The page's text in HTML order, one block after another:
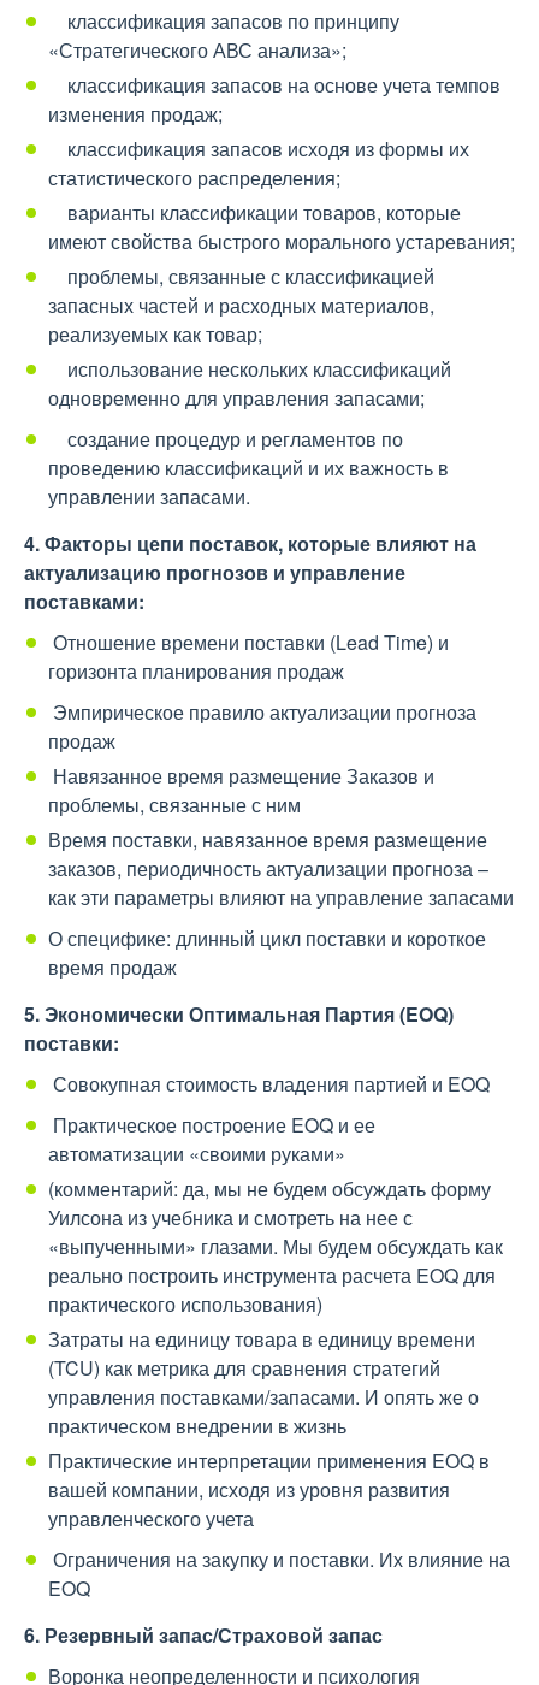
классификация запасов по принципу
«Стратегического АВС анализа»;
классификация запасов на основе учета темпов
изменения продаж;
классификация запасов исходя из формы их
статистического распределения;
варианты классификации товаров, которые
имеют свойства быстрого морального устаревания;
проблемы, связанные с классификацией
запасных частей и расходных материалов,
реализуемых как товар;
использование нескольких классификаций
одновременно для управления запасами;
создание процедур и регламентов по
проведению классификаций и их важность в
управлении запасами.
4. Факторы цепи поставок, которые влияют на
актуализацию прогнозов и управление
поставками:
Отношение времени поставки (Lead Time) и
горизонта планирования продаж
Эмпирическое правило актуализации прогноза
продаж
Навязанное время размещение Заказов и
проблемы, связанные с ним
Время поставки, навязанное время размещение
заказов, периодичность актуализации прогноза –
как эти параметры влияют на управление запасами
О специфике: длинный цикл поставки и короткое
время продаж
5. Экономически Оптимальная Партия (EOQ)
поставки:
Совокупная стоимость владения партией и EOQ
Практическое построение EOQ и ее
автоматизации «своими руками»
(комментарий: да, мы не будем обсуждать форму
Уилсона из учебника и смотреть на нее с
«выпученными» глазами. Мы будем обсуждать как
реально построить инструмента расчета EOQ для
практического использования)
Затраты на единицу товара в единицу времени
(TCU) как метрика для сравнения стратегий
управления поставками/запасами. И опять же о
практическом внедрении в жизнь
Практические интерпретации применения EOQ в
вашей компании, исходя из уровня развития
управленческого учета
Ограничения на закупку и поставки. Их влияние на
EOQ
6. Резервный запас/Страховой запас
Воронка неопределенности и психология